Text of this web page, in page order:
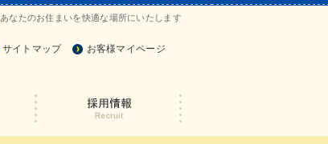
なたのお住まいを快適な場所にいたします
サイトマップ お客様マイページ